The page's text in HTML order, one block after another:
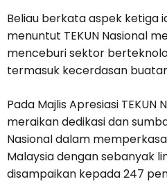
Beliau berkata aspek ketiga
menuntut TEKUN Nasional
menceburi sektor
termasuk kecerdasan
Pada Majlis Apresiasi TEKUN
meraikan dedikasi dan
Nasional dalam
Malaysia dengan sebanyak
disampaikan kepada 247